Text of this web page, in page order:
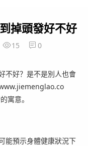
掉頭發好不好
15 0
好？是不是別人也會
寓意。
預示身體健康狀況下